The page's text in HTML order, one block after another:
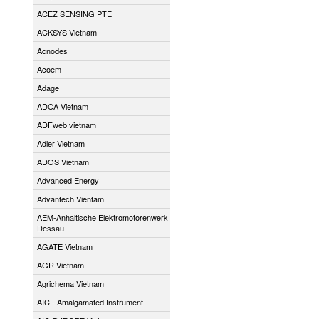
ACEZ SENSING PTE
ACKSYS Vietnam
Acnodes
Acoem
Adage
ADCA Vietnam
ADFweb vietnam
Adler Vietnam
ADOS Vietnam
Advanced Energy
Advantech Vientam
AEM-Anhaltische Elektromotorenwerk
Dessau
AGATE Vietnam
AGR Vietnam
Agrichema Vietnam
AIC - Amalgamated Instrument